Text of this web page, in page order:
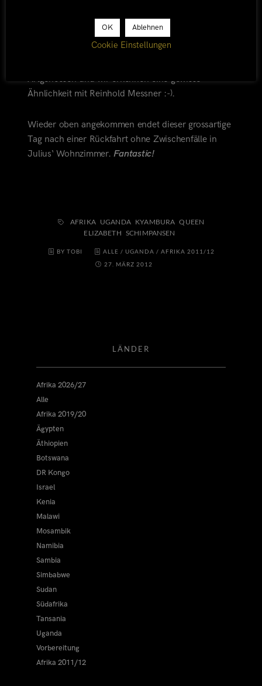
engsten Verwandten. Wir teilen 98%
DNA mit ihnen und tatsächlich kommen
sie uns vor wie sehr behaarte Menschen. Gestik
Artgenossen und wir erkennen eine gewisse
Ähnlichkeit mit Reinhold Messner :-).
Wieder oben angekommen endet dieser grossartige
Tag nach einer Rückfahrt ohne Zwischenfälle in
Julius‘ Wohnzimmer.Fantastic!
AFRIKA UGANDA KYAMBURA QUEEN
ELIZABETH SCHIMPANSEN
BY TOBI ALLE / UGANDA / AFRIKA 2011/12
27. MÄRZ 2012
LÄNDER
Afrika 2026/27
Alle
Afrika 2019/20
Ägypten
Äthiopien
Botswana
DR Kongo
Israel
Kenia
Malawi
Mosambik
Namibia
Sambia
Simbabwe
Sudan
Südafrika
Tansania
Uganda
Vorbereitung
Afrika 2011/12
OK Ablehnen
Cookie Einstellungen